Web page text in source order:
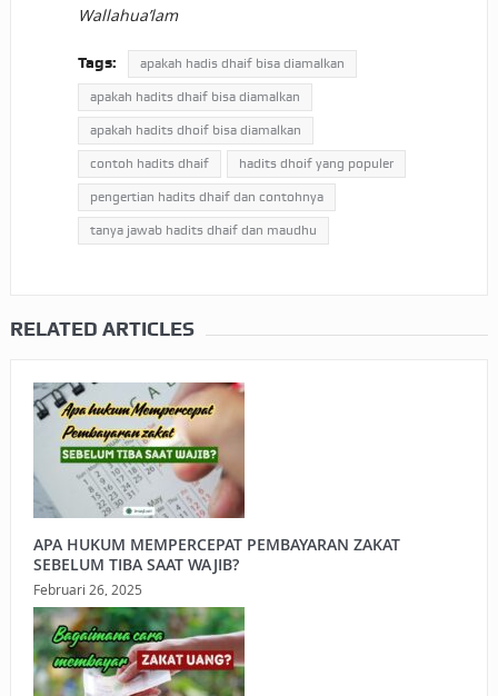
Wallahua’lam
Tags: apakah hadis dhaif bisa diamalkan
apakah hadits dhaif bisa diamalkan
apakah hadits dhoif bisa diamalkan
contoh hadits dhaif hadits dhoif yang populer
pengertian hadits dhaif dan contohnya
tanya jawab hadits dhaif dan maudhu
RELATED ARTICLES
APA HUKUM MEMPERCEPAT PEMBAYARAN ZAKAT
SEBELUM TIBA SAAT WAJIB?
Februari 26, 2025